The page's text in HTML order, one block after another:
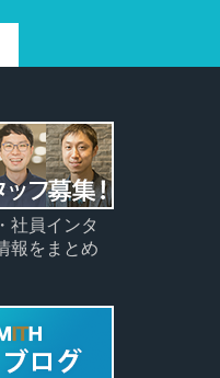
社員インタ
報をまとめ